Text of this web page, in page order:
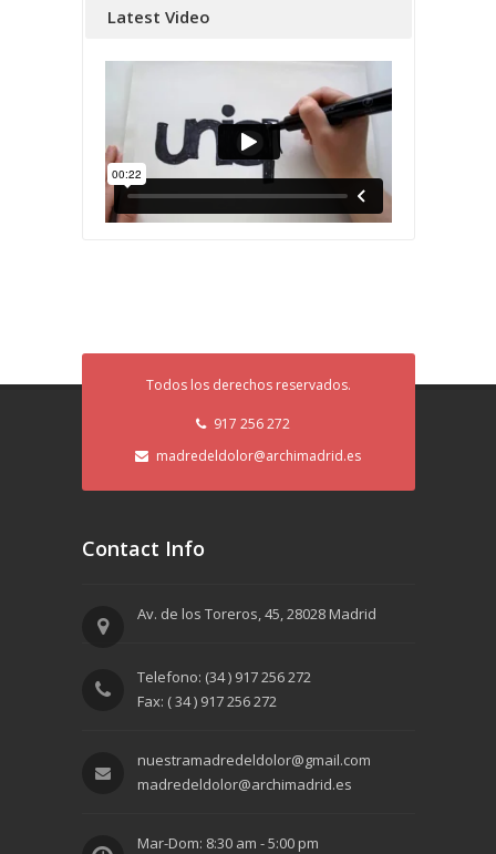
Latest Video
Todos los derechos reservados.
917 256 272
madredeldolor@archimadrid.es
Contact Info
Av. de los Toreros, 45, 28028 Madrid
Telefono: (34 ) 917 256 272
Fax: ( 34 ) 917 256 272
nuestramadredeldolor@gmail.com
madredeldolor@archimadrid.es
Mar-Dom: 8:30 am - 5:00 pm